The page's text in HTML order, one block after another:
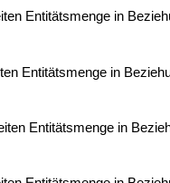
Entitätsmenge in
Entitätsmenge in
Entitätsmenge in